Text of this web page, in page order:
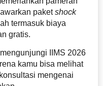
paketshock
termasuk biaya
gratis.
IIMS 2026
kamu bisa melihat
mengenai